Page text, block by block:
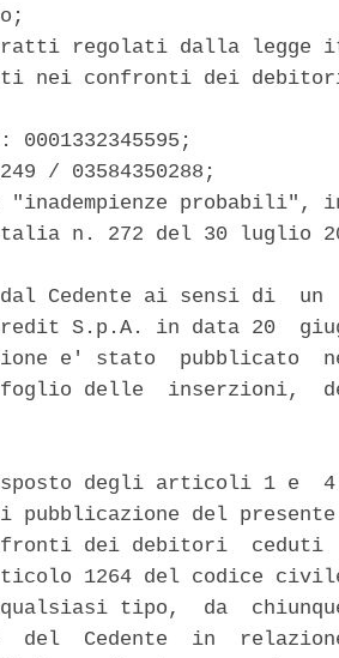
regolati dalla legge
nei confronti dei
0001332345595;
/ 03584350288;
probabili",
n. 272 del 30 luglio
Cedente ai sensi di  un
S.p.A. in data 20
e' stato  pubblicato
delle  inserzioni,
degli articoli 1 e
del
dei debitori  ceduti
1264 del codice
tipo,  da
del  Cedente  in